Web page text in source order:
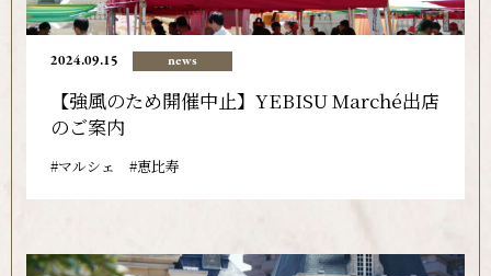
2024.09.15 news
【強風のため開催中止】YEBISU Marché出店
のご案内
マルシェ 恵比寿